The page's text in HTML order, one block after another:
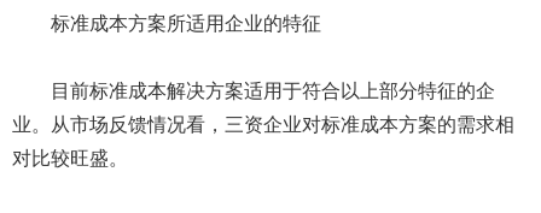
标准成本方案所适用企业的特征
目前标准成本解决方案适用于符合以上部分特征的企
业。从市场反馈情况看，三资企业对标准成本方案的需求相
对比较旺盛。